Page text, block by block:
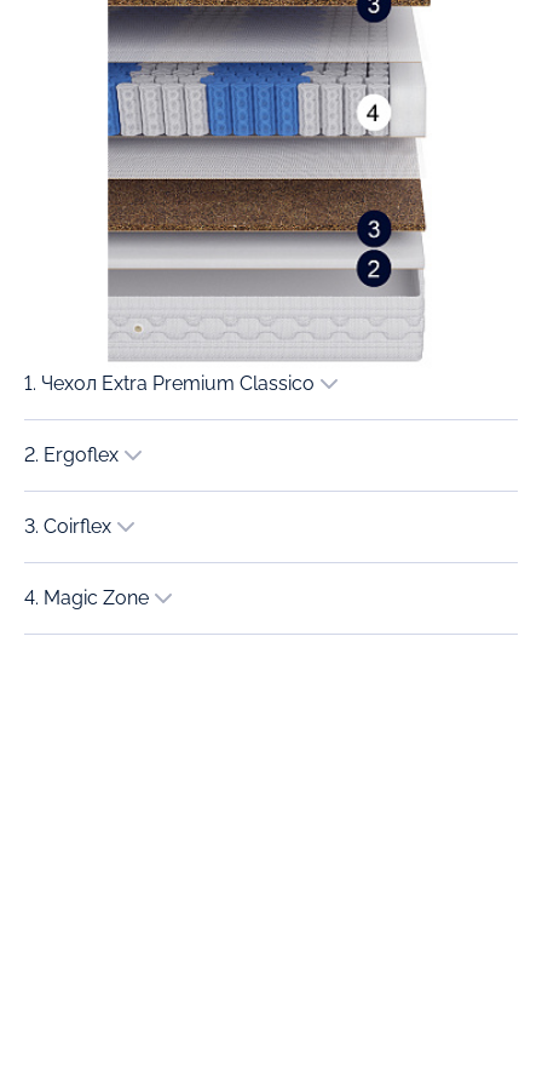
1. Чехол Extra Premium Classico
2. Ergoflex
3. Coirflex
4. Magic Zone